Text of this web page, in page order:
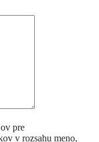
pre
v rozsahu meno,